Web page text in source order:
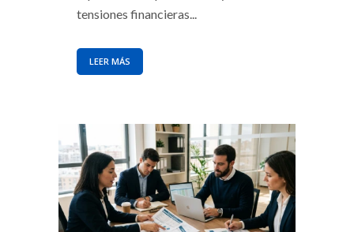
tensiones financieras...
LEER MÁS